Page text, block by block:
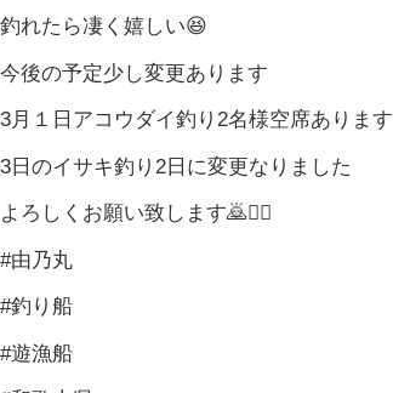
釣れたら凄く嬉しい😆
今後の予定少し変更あります
3月１日アコウダイ釣り2名様空席あります
3日のイサキ釣り2日に変更なりました
よろしくお願い致します🙇🙇‍♂️
#由乃丸
#釣り船
#遊漁船